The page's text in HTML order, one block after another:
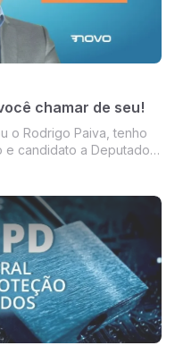
chamar de seu!
o Rodrigo Paiva, tenho
e candidato a Deputado